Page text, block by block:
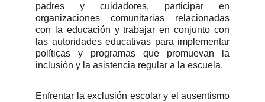
padres y cuidadores, participar en
organizaciones comunitarias relacionadas
con la educación y trabajar en conjunto con
las autoridades educativas para implementar
políticas y programas que promuevan la
inclusión y la asistencia regular a la escuela.
Enfrentar la exclusión escolar y el ausentismo